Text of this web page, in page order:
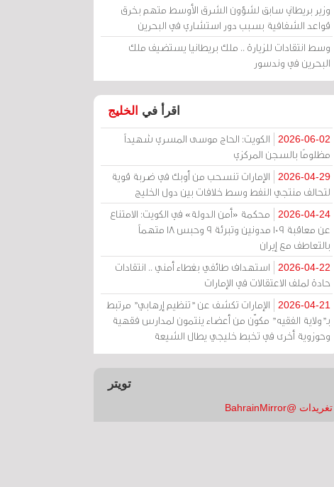
وزير بريطاني سابق لشؤون الشرق الأوسط متهم بخرق
قواعد الشفافية بسبب دور استشاري في البحرين
وسط انتقادات للزيارة .. ملك بريطانيا يستضيف ملك
البحرين في وندسور
اقرأ في الخليج
2026-06-02
الكويت: الحاج موسى المسري شهيداً
مظلومًا بالسجن المركزي
2026-04-29
الإمارات تنسحب من أوبك في ضربة قوية
لتحالف منتجي النفط وسط خلافات بين دول الخليج
2026-04-24
محكمة «أمن الدولة» في الكويت: الامتناع
عن معاقبة 109 مدونين وتبرئة 9 وحبس 18 متهماً
بالتعاطف مع إيران
2026-04-22
استهداف طائفي بغطاء أمني .. انتقادات
حادة لملف الاعتقالات في الإمارات
2026-04-21
الإمارات تكشف عن "تنظيم إرهابي" مرتبط
بـ"ولاية الفقيه" مكوّن من أعضاء ينتمون لمدارس فقهية
وحوزوية أخرى في تخبط خليجي يطال الشيعة
تويتر
تغريدات @BahrainMirror